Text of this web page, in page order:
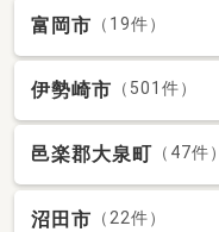
富岡市 （19件）
伊勢崎市 （501件）
邑楽郡大泉町 （47件）
沼田市 （22件）